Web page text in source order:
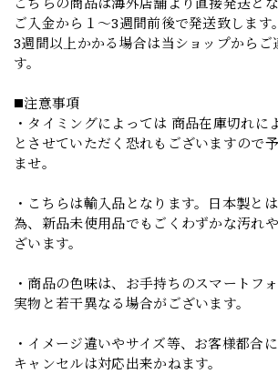
ご入金から１～3週間前後で発送致します。
3週間以上かかる場合は当ショップからご
す。
◼️注意事項
・タイミングによっては 商品在庫切れに
とさせていただく恐れもございますので
ませ。
・こちらは輸入品となります。日本製と
為、新品未使用品でもごくわずかな汚れ
ざいます。
・商品の色味は、お手持ちのスマートフ
実物と若干異なる場合がございます。
・イメージ違いやサイズ等、お客様都合
キャンセルは対応出来かねます。